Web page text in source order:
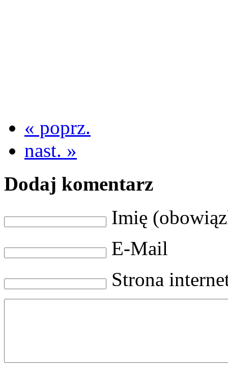
« poprz.
nast. »
Dodaj komentarz
Imię
E-Mail
Strona